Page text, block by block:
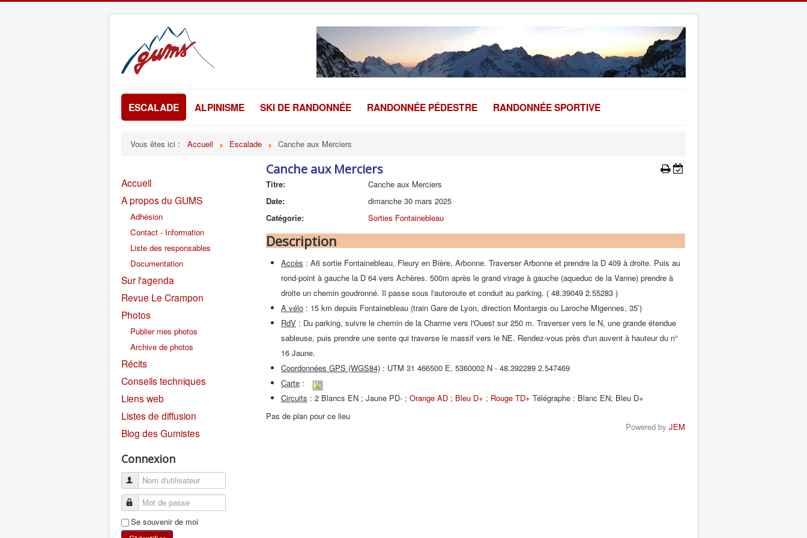
ESCALADE ALPINISME SKI DE RANDONNÉE RANDONNÉE PÉDESTRE RANDONNÉE SPORTIVE
Vous êtes ici : Accueil Escalade Canche aux Merciers
Accueil
A propos du GUMS
Adhésion
Contact - Information
Liste des responsables
Documentation
Sur l'agenda
Revue Le Crampon
Photos
Publier mes photos
Archive de photos
Récits
Conseils techniques
Liens web
Listes de diffusion
Blog des Gumistes
Connexion
Se souvenir de moi
Canche aux Merciers
Titre:
Canche aux Merciers
Date:
dimanche 30 mars 2025
Catégorie:
Sorties Fontainebleau
Description
Accès : A6 sortie Fontainebleau, Fleury en Bière, Arbonne. Traverser Arbonne et prendre la D 409 à droite. Puis au
rond-point à gauche la D 64 vers Achères. 500m après le grand virage à gauche (aqueduc de la Vanne) prendre à
droite un chemin goudronné. Il passe sous l'autoroute et conduit au parking. ( 48.39049 2.55283 )
A vélo : 15 km depuis Fontainebleau (train Gare de Lyon, direction Montargis ou Laroche Migennes, 35’)
RdV : Du parking, suivre le chemin de la Charme vers l'Ouest sur 250 m. Traverser vers le N, une grande étendue
sableuse, puis prendre une sente qui traverse le massif vers le NE. Rendez-vous près d'un auvent à hauteur du n°
16 Jaune.
Coordonnées GPS (WGS84) : UTM 31 466500 E, 5360002 N - 48.392289 2.547469
Carte :
Circuits : 2 Blancs EN ; Jaune PD- ; Orange AD ; Bleu D+ ; Rouge TD+ Télégraphe : Blanc EN; Bleu D+
Pas de plan pour ce lieu
Powered by JEM